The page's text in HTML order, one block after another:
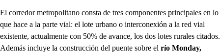
El corredor metropolitano consta de tres componentes principales en lo
que hace a la parte vial: el lote urbano o interconexión a la red vial
existente, actualmente con 50% de avance, los dos lotes rurales citados.
Además incluye la construcción del puente sobre el río Monday,